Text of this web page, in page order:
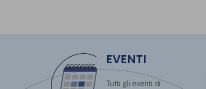
EVENTI
Tutti gli eventi di